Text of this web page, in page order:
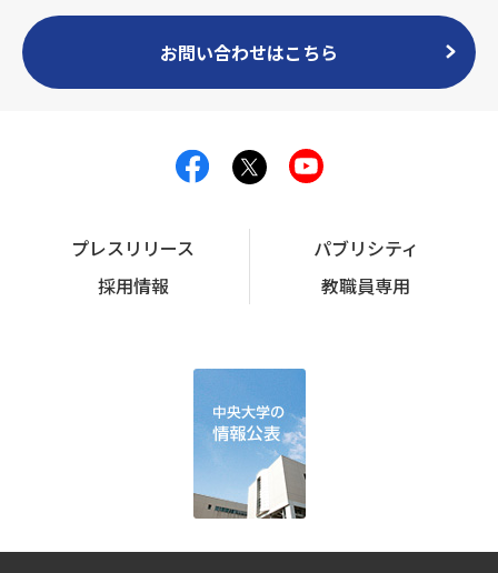
お問い合わせはこちら
プレスリリース
パブリシティ
採用情報
教職員専用